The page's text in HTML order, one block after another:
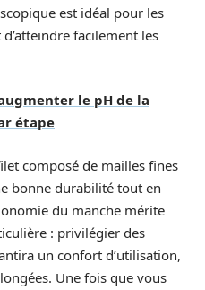
est idéal pour les
facilement les
le pH de la
étape
composé de mailles fines
bonne durabilité tout en
du manche mérite
: privilégier des
un confort d’utilisation,
Une fois que vous